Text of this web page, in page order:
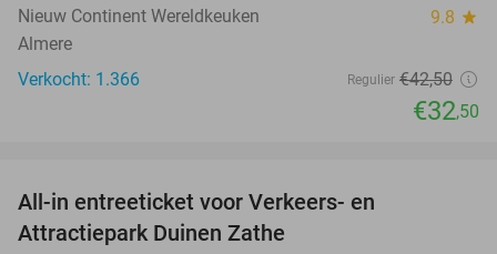
Nieuw Continent Wereldkeuken 9.8 star
Almere
Verkocht: 1.366
Regulier €42,50
€32,50
All-in entreeticket voor Verkeers- en
Attractiepark Duinen Zathe